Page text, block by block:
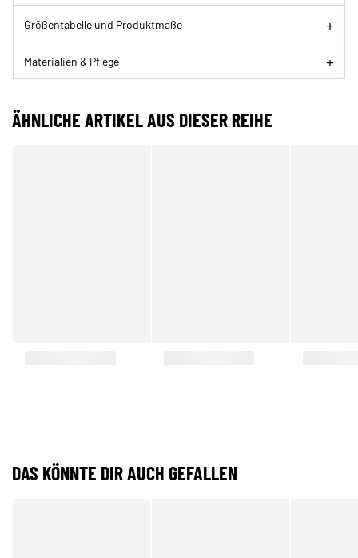
Größentabelle und Produktmaße
Materialien & Pflege
ÄHNLICHE ARTIKEL AUS DIESER REIHE
DAS KÖNNTE DIR AUCH GEFALLEN